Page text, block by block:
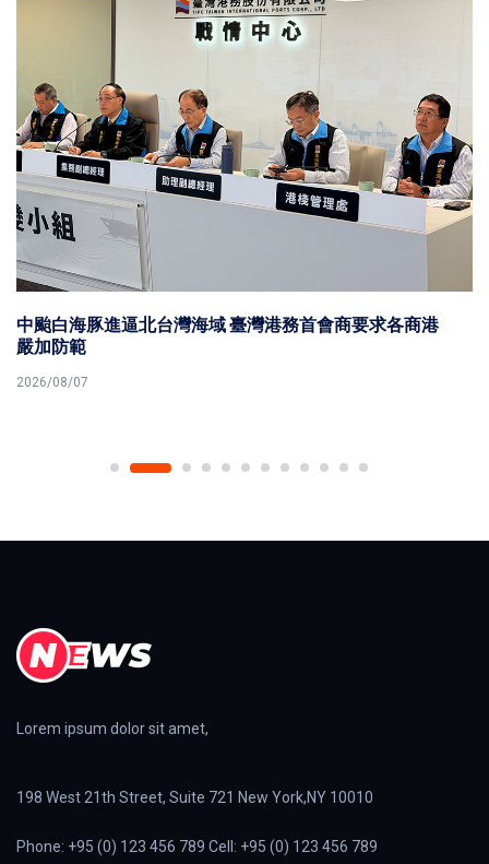
高市社會局攜手福澤基金會歡慶115年父親節 表揚第51屆
23名模範父親
2026/08/07
Lorem ipsum dolor sit amet,
198 West 21th Street, Suite 721 New York,NY 10010
Phone: +95 (0) 123 456 789 Cell: +95 (0) 123 456 789